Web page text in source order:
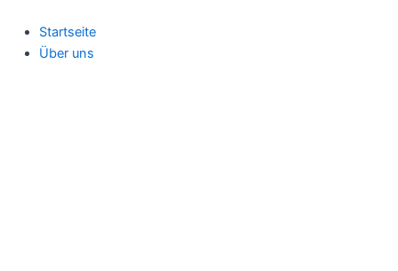
Inhalt
springen
Startseite
Über uns